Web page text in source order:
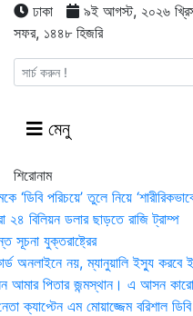
ঢাকা
৯ই আগস্ট, ২০২৬
সফর, ১৪৪৮ হিজরি
মেনু
শিরোনাম
‘ডিবি পরিচয়ে’ তুলে নিয়ে
২৪ বিলিয়ন ডলার ছাড়তে রাজি ট্রাম্প
সূচনা যুক্তরাষ্ট্রের
অনলাইনে নয়, ম্যানুয়ালি ইস্যু করবে
পিতার জন্মস্থান। এ আসন কারো
ক্যাপ্টেন এম মোয়াজ্জেম বরিশাল